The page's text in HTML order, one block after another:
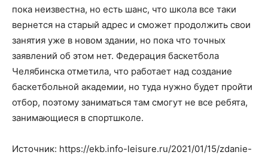
пока неизвестна, но есть шанс, что школа все таки
вернется на старый адрес и сможет продолжить свои
занятия уже в новом здании, но пока что точных
заявлений об этом нет. Федерация баскетбола
Челябинска отметила, что работает над создание
баскетбольной академии, но туда нужно будет пройти
отбор, поэтому заниматься там смогут не все ребята,
занимающиеся в спортшколе.
Источник: https://ekb.info-leisure.ru/2021/01/15/zdanie-